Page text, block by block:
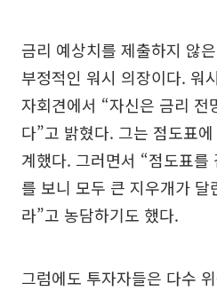
금리 예상치를 제출하지 않
부정적인 워시 의장이다. 워
자회견에서 “자신은 금리 전
다”고 밝혔다. 그는 점도표
계했다. 그러면서 “점도표를
를 보니 모두 큰 지우개가 달
라”고 농담하기도 했다.
그럼에도 투자자들은 다수